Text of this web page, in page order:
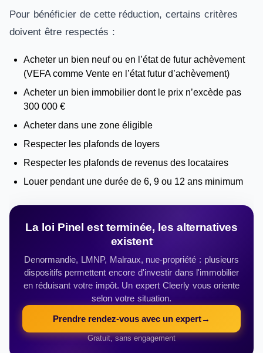
Pour bénéficier de cette réduction, certains critères
doivent être respectés :
Acheter un bien neuf ou en l’état de futur achèvement
(VEFA comme Vente en l’état futur d’achèvement)
Acheter un bien immobilier dont le prix n’excède pas
300 000 €
Acheter dans une zone éligible
Respecter les plafonds de loyers
Respecter les plafonds de revenus des locataires
Louer pendant une durée de 6, 9 ou 12 ans minimum
La loi Pinel est terminée, les alternatives
existent
Denormandie, LMNP, Malraux, nue-propriété : plusieurs
dispositifs permettent encore d'investir dans l'immobilier
en réduisant votre impôt. Un expert Cleerly vous oriente
selon votre situation.
Prendre rendez-vous avec un expert→
Gratuit, sans engagement